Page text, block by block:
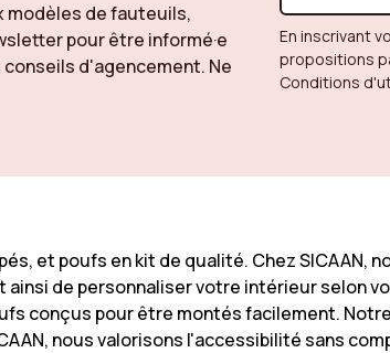
modèles de fauteuils,
pour être informé·e
d'agencement. Ne
En inscrivant
propositions
Conditions
et poufs en kit de qualité. Chez SICAAN,
de personnaliser votre intérieur selon
conçus pour être montés facilement.
nous valorisons l'accessibilité sans